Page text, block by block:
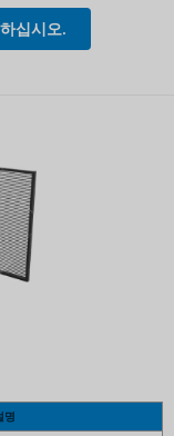
십시오.
명